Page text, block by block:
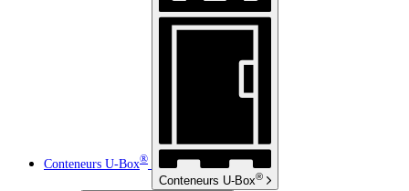
Conteneurs U-Box®
Conteneurs U-Box®